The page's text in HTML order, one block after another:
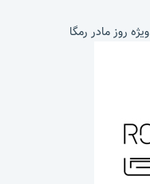
روز مادر رمگا